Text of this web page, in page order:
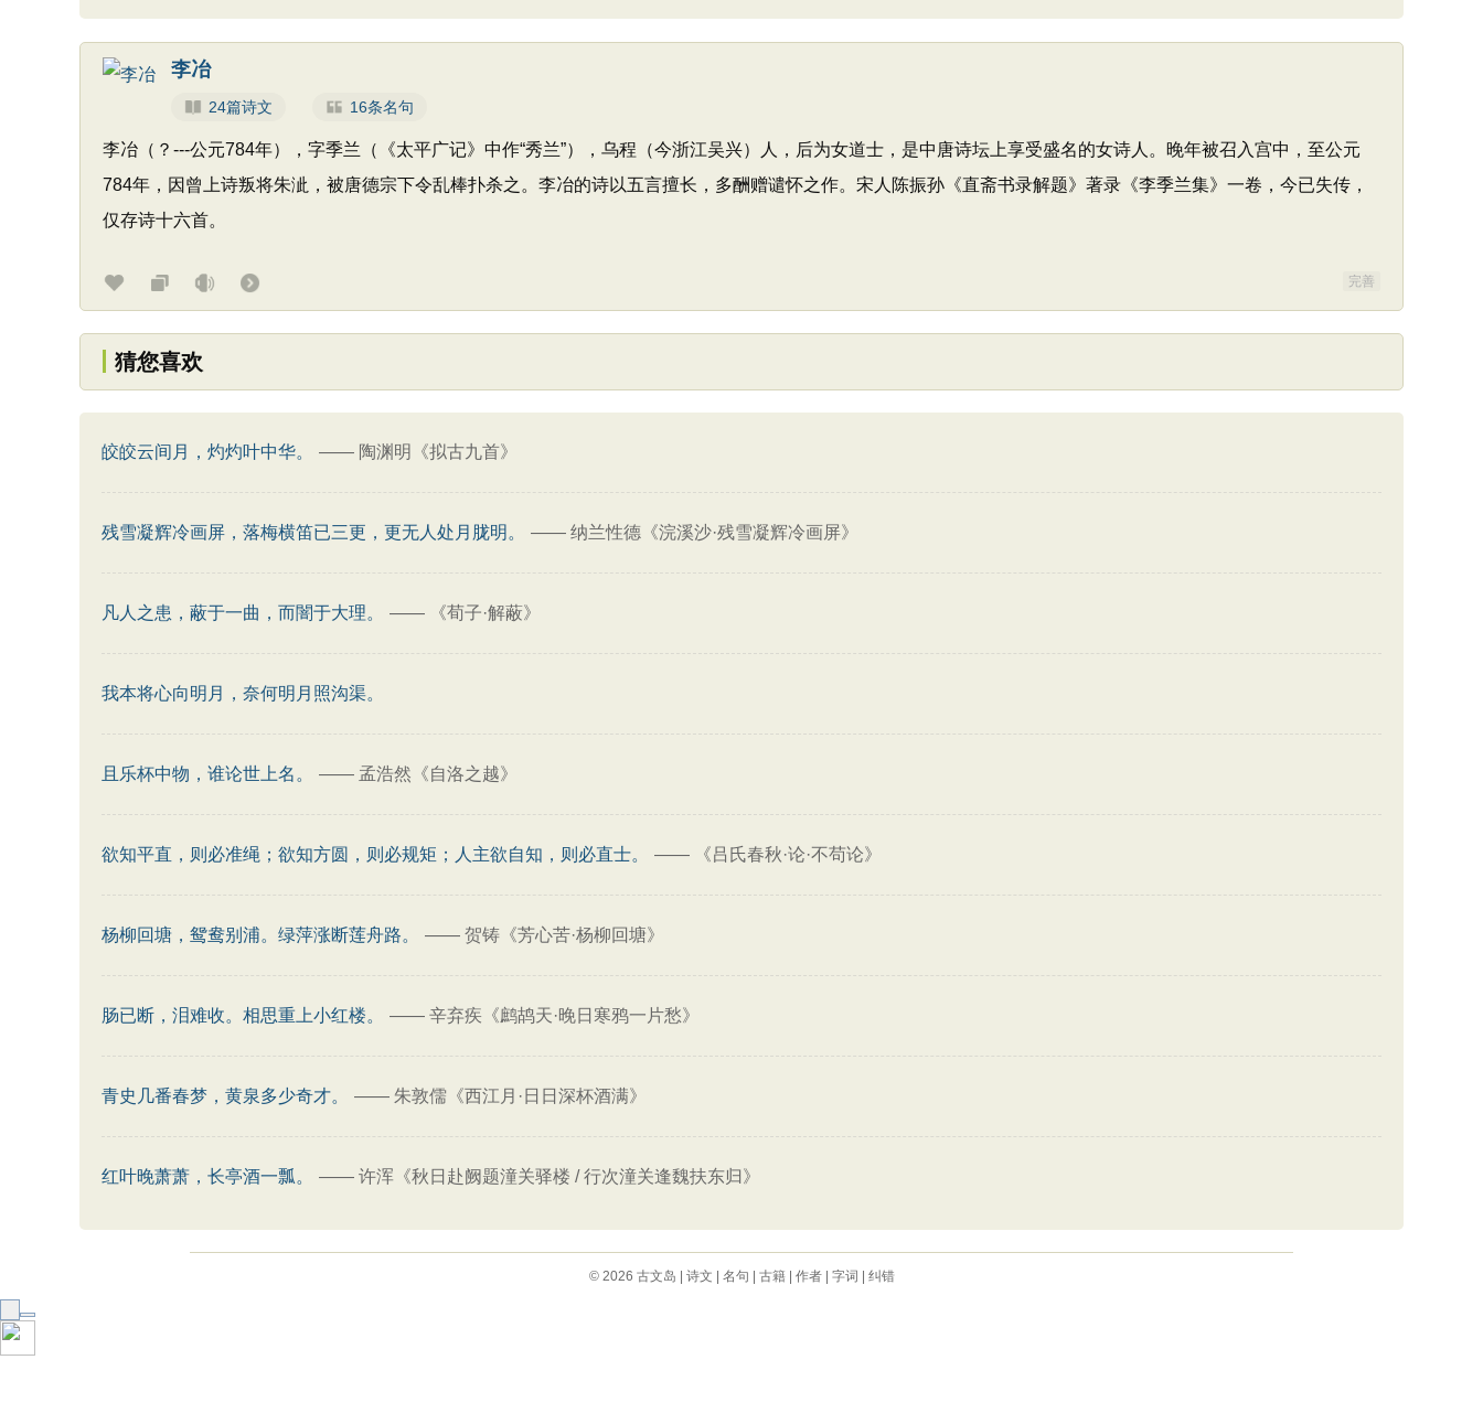
李冶
24篇诗文 16条名句
李冶（？---公元784年），字季兰（《太平广记》中作“秀兰”），乌程（今浙江吴兴）人，后为女道士，是中唐诗坛上享受盛名的女诗人。晚年被召入宫中，至公元
784年，因曾上诗叛将朱泚，被唐德宗下令乱棒扑杀之。李冶的诗以五言擅长，多酬赠谴怀之作。宋人陈振孙《直斋书录解题》著录《李季兰集》一卷，今已失传，
仅存诗十六首。
完善
猜您喜欢
皎皎云间月，灼灼叶中华。 —— 陶渊明《拟古九首》
残雪凝辉冷画屏，落梅横笛已三更，更无人处月胧明。 —— 纳兰性德《浣溪沙·残雪凝辉冷画屏》
凡人之患，蔽于一曲，而闇于大理。 —— 《荀子·解蔽》
我本将心向明月，奈何明月照沟渠。
且乐杯中物，谁论世上名。 —— 孟浩然《自洛之越》
欲知平直，则必准绳；欲知方圆，则必规矩；人主欲自知，则必直士。 —— 《吕氏春秋·论·不苟论》
杨柳回塘，鸳鸯别浦。绿萍涨断莲舟路。 —— 贺铸《芳心苦·杨柳回塘》
肠已断，泪难收。相思重上小红楼。 —— 辛弃疾《鹧鸪天·晚日寒鸦一片愁》
青史几番春梦，黄泉多少奇才。 —— 朱敦儒《西江月·日日深杯酒满》
红叶晚萧萧，长亭酒一瓢。 —— 许浑《秋日赴阙题潼关驿楼 / 行次潼关逢魏扶东归》
© 2026 古文岛 诗文 名句 古籍| 作者| 字词 纠错